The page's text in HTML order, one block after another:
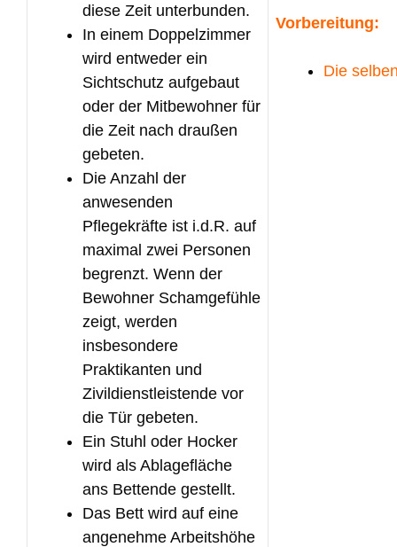
diese Zeit unterbunden.
In einem Doppelzimmer
wird entweder ein
Sichtschutz aufgebaut
oder der Mitbewohner für
die Zeit nach draußen
gebeten.
Die Anzahl der
anwesenden
Pflegekräfte ist i.d.R. auf
maximal zwei Personen
begrenzt. Wenn der
Bewohner Schamgefühle
zeigt, werden
insbesondere
Praktikanten und
Zivildienstleistende vor
die Tür gebeten.
Ein Stuhl oder Hocker
wird als Ablagefläche
ans Bettende gestellt.
Das Bett wird auf eine
angenehme Arbeitshöhe
Vorbereitung:
Die